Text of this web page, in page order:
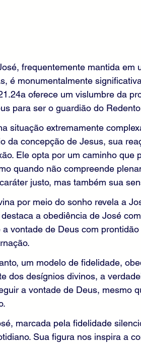
frequentemente mantida em
é monumentalmente
oferece um vislumbre da
para ser o guardião do
situação extremamente
da concepção de Jesus, sua
Ele opta por um caminho que
quando não compreende
justo, mas também sua
por meio do sonho revela a
a obediência de José
a vontade de Deus com
um modelo de fidelidade,
dos desígnios divinos, a
a vontade de Deus, mesmo
marcada pela fidelidade
Sua figura nos inspira a